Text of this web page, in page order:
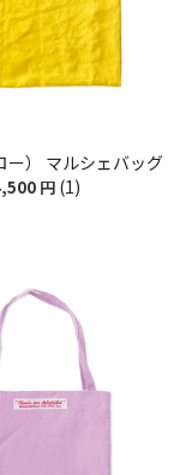
ー） マルシェバッグ
円 (1)